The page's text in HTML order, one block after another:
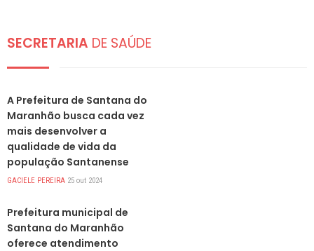
SECRETARIA DE SAÚDE
A Prefeitura de Santana do
Maranhão busca cada vez
mais desenvolver a
qualidade de vida da
população Santanense
GACIELE PEREIRA 25 out 2024
Prefeitura municipal de
Santana do Maranhão
oferece atendimento